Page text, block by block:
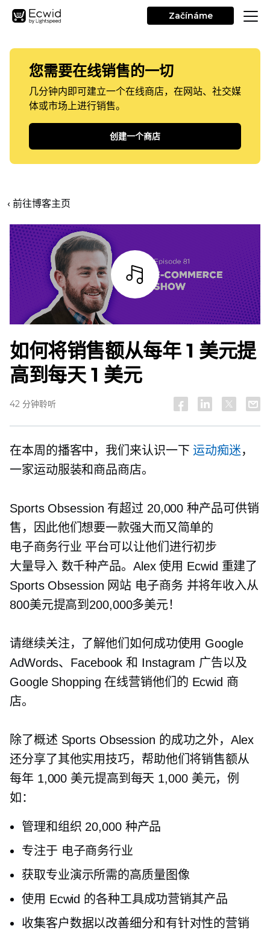
Začínáme
您需要在线销售的一切
几分钟内即可建立一个在线商店，在网站、社交媒
体或市场上进行销售。
创建一个商店
‹ 前往博客主页
如何将销售额从每年 1 美元提
高到每天 1 美元
42 分钟聆听
在本周的播客中，我们来认识一下运动痴迷，
一家运动服装和商品商店。
Sports Obsession 有超过 20,000 种产品可供销
售，因此他们想要一款强大而又简单的
电子商务行业 平台可以让他们进行初步
大量导入 数千种产品。Alex 使用 Ecwid 重建了
Sports Obsession 网站 电子商务 并将年收入从
800美元提高到200,000多美元！
请继续关注，了解他们如何成功使用 Google
AdWords、Facebook 和 Instagram 广告以及
Google Shopping 在线营销他们的 Ecwid 商
店。
除了概述 Sports Obsession 的成功之外，Alex
还分享了其他实用技巧，帮助他们将销售额从
每年 1,000 美元提高到每天 1,000 美元，例
如：
管理和组织 20,000 种产品
专注于 电子商务行业
获取专业演示所需的高质量图像
使用 Ecwid 的各种工具成功营销其产品
收集客户数据以改善细分和有针对性的营销